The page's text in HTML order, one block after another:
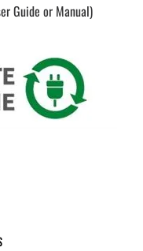
Guide or Manual)